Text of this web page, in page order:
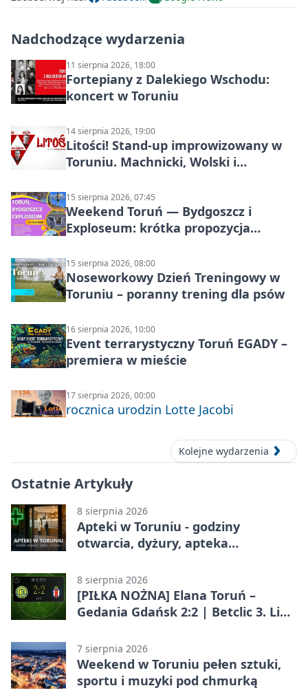
Nadchodzące wydarzenia
11 sierpnia 2026, 18:00
Fortepiany z Dalekiego Wschodu:
koncert w Toruniu
14 sierpnia 2026, 19:00
Litości! Stand-up improwizowany w
Toruniu. Machnicki, Wolski i
15 sierpnia 2026, 07:45
Weekend Toruń — Bydgoszcz i
Exploseum: krótka propozycja
15 sierpnia 2026, 08:00
Noseworkowy Dzień Treningowy w
Toruniu – poranny trening dla psów
16 sierpnia 2026, 10:00
Event terrarystyczny Toruń EGADY –
premiera w mieście
17 sierpnia 2026, 00:00
rocznica urodzin Lotte Jacobi
Kolejne wydarzenia
Ostatnie Artykuły
8 sierpnia 2026
Apteki w Toruniu - godziny
otwarcia, dyżury, apteka
8 sierpnia 2026
[PIŁKA NOŻNA] Elana Toruń –
Gedania Gdańsk 2:2 | Betclic 3. Liga
7 sierpnia 2026
Weekend w Toruniu pełen sztuki,
sportu i muzyki pod chmurką